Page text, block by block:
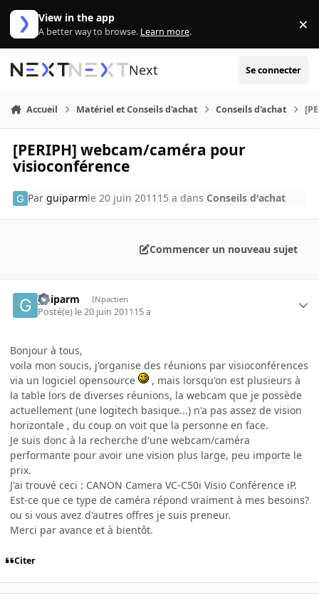
Aller au contenu
View in the app
A better way to browse. Learn more. ×
Next Se connecter
Accueil Matériel et Conseils d'achat Conseils d'achat
[PERIPH] webcam/caméra pour
visioconférence
Parguiparmle 20 juin 2011 15 a dans Conseils d'achat
Commencer un nouveau sujet
guiparm INpactien
Posté(e) le 20 juin 201115 a
Bonjour à tous,
voila mon soucis, j'organise des réunions par visioconférences
via un logiciel opensource
, mais lorsqu'on est plusieurs à
la table lors de diverses réunions, la webcam que je possède
actuellement (une logitech basique...) n'a pas assez de vision
horizontale , du coup on voit que la personne en face.
Je suis donc à la recherche d'une webcam/caméra
performante pour avoir une vision plus large, peu importe le
prix.
J'ai trouvé ceci : CANON Camera VC-C50i Visio Conférence iP.
Est-ce que ce type de caméra répond vraiment à mes besoins?
ou si vous avez d'autres offres je suis preneur.
Merci par avance et à bientôt.
Citer